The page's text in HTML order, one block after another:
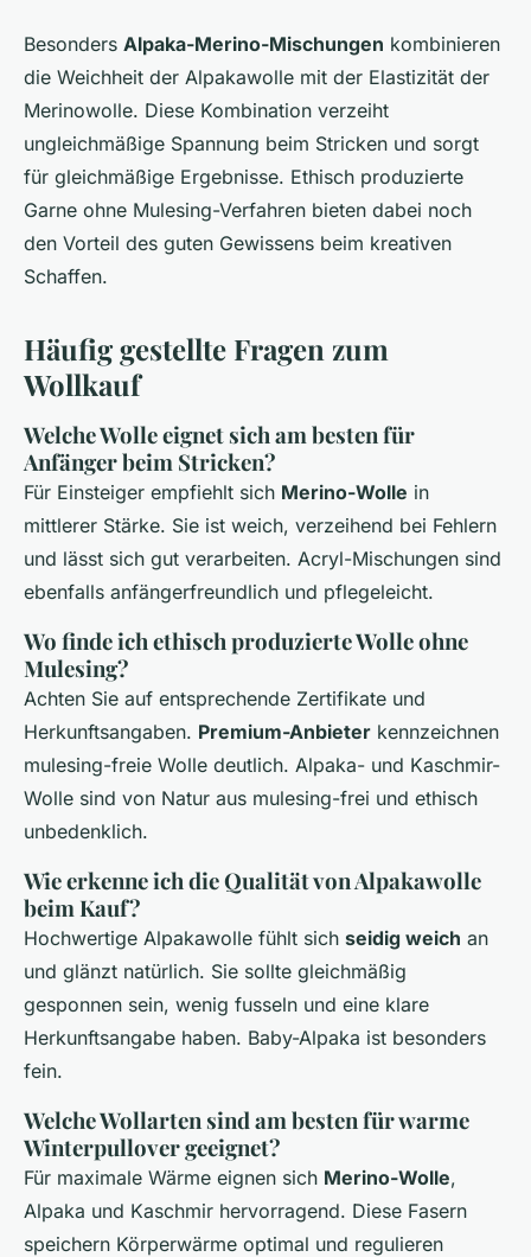
Besonders Alpaka-Merino-Mischungen kombinieren
die Weichheit der Alpakawolle mit der Elastizität der
Merinowolle. Diese Kombination verzeiht
ungleichmäßige Spannung beim Stricken und sorgt
für gleichmäßige Ergebnisse. Ethisch produzierte
Garne ohne Mulesing-Verfahren bieten dabei noch
den Vorteil des guten Gewissens beim kreativen
Schaffen.
Häufig gestellte Fragen zum
Wollkauf
Welche Wolle eignet sich am besten für
Anfänger beim Stricken?
Für Einsteiger empfiehlt sich Merino-Wolle in
mittlerer Stärke. Sie ist weich, verzeihend bei Fehlern
und lässt sich gut verarbeiten. Acryl-Mischungen sind
ebenfalls anfängerfreundlich und pflegeleicht.
Wo finde ich ethisch produzierte Wolle ohne
Mulesing?
Achten Sie auf entsprechende Zertifikate und
Herkunftsangaben. Premium-Anbieter kennzeichnen
mulesing-freie Wolle deutlich. Alpaka- und Kaschmir-
Wolle sind von Natur aus mulesing-frei und ethisch
unbedenklich.
Wie erkenne ich die Qualität von Alpakawolle
beim Kauf?
Hochwertige Alpakawolle fühlt sich seidig weich an
und glänzt natürlich. Sie sollte gleichmäßig
gesponnen sein, wenig fusseln und eine klare
Herkunftsangabe haben. Baby-Alpaka ist besonders
fein.
Welche Wollarten sind am besten für warme
Winterpullover geeignet?
Für maximale Wärme eignen sich Merino-Wolle,
Alpaka und Kaschmir hervorragend. Diese Fasern
speichern Körperwärme optimal und regulieren